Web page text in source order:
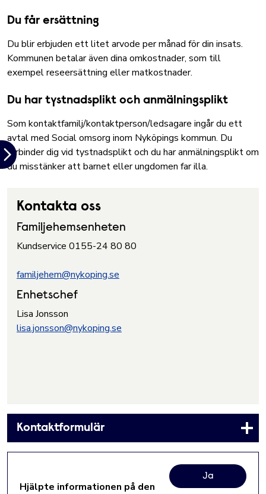
Du får ersättning
Du blir erbjuden ett litet arvode per månad för din insats.
Kommunen betalar även dina omkostnader, som till
exempel reseersättning eller matkostnader.
Du har tystnadsplikt och anmälningsplikt
Som kontaktfamilj/kontaktperson/ledsagare ingår du ett
avtal med Social omsorg inom Nyköpings kommun. Du
förbinder dig vid tystnadsplikt och du haranmälningsplikt om
du misstänker att barnet eller ungdomen far illa.
Kontakta oss
Familjehemsenheten
Kundservice 0155-24 80 80
familjehem@nykoping.se
Enhetschef
Lisa Jonsson
lisa.jonsson@nykoping.se
Kontaktformulär
Hjälpte informationen på den
Ja